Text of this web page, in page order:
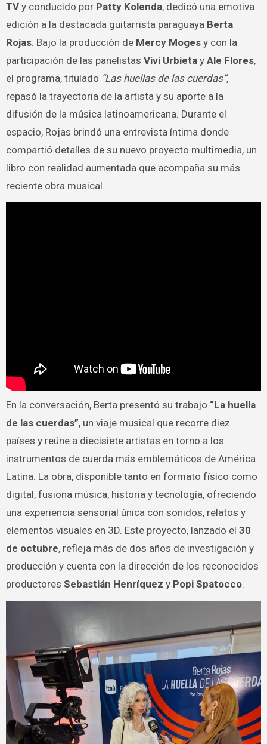
TVy conducido por Patty Kolenda, dedicó una emotiva
edición a la destacada guitarrista paraguaya Berta
Rojas. Bajo la producción de Mercy Mogesy con la
participación de las panelistas Vivi Urbietay Ale Flores,
el programa, titulado “Las huellas de las cuerdas”,
repasó la trayectoria de la artista y su aporte a la
difusión de la música latinoamericana. Durante el
espacio, Rojas brindó una entrevista íntima donde
compartió detalles de su nuevo proyecto multimedia, un
libro con realidad aumentada que acompaña su más
reciente obra musical.
En la conversación, Berta presentó su trabajo “La huella
de las cuerdas”, un viaje musical que recorre diez
países y reúne a diecisiete artistas en torno a los
instrumentos de cuerda más emblemáticos de América
Latina. La obra, disponible tanto en formato físico como
digital, fusiona música, historia y tecnología, ofreciendo
una experiencia sensorial única con sonidos, relatos y
elementos visuales en 3D. Este proyecto, lanzado el 30
de octubre, refleja más de dos años de investigación y
producción y cuenta con la dirección de los reconocidos
productores Sebastián Henríquez y Popi Spatocco.